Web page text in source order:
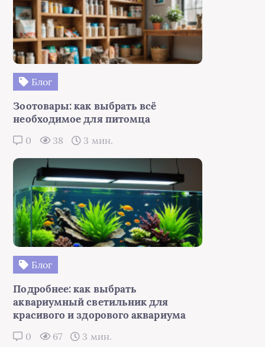
Блог
Зоотовары: как выбрать всё
необходимое для питомца
0 38 3 мин.
Блог
Подробнее: как выбрать
аквариумный светильник для
красивого и здорового аквариума
0 67 3 мин.